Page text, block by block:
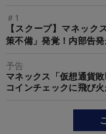
＃1
【スクープ】マネッ
策不備」発覚！内部告
予告
マネックス「仮想通貨
コインチェックに飛び